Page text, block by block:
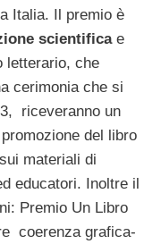
Italia. Il premio è
scientifica e
letterario, che
cerimonia che si
riceveranno un
del libro
materiali di
educatori. Inoltre il
Premio Un Libro
coerenza grafica-